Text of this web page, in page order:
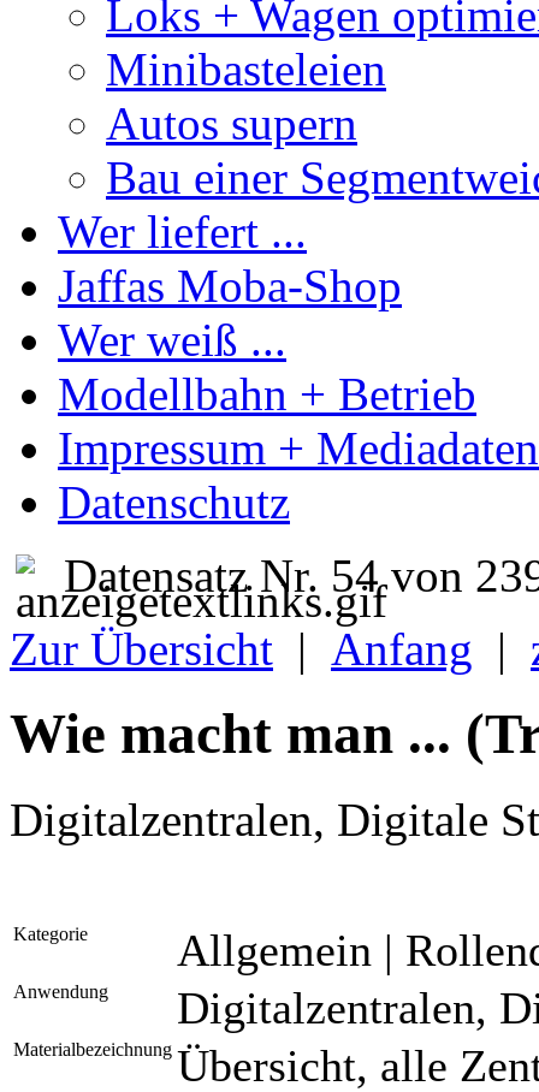
Loks + Wagen
Minibasteleien
Autos supern
Bau einer
Wer liefert ...
Jaffas Moba-Shop
Wer weiß ...
Modellbahn + Betrieb
Impressum + Mediadaten
Datenschutz
Datensatz Nr. 54 von
Zur Übersicht | Anfang |
Wie macht man ...
Digitalzentralen, Digitale
Kategorie Allgemein |
Anwendung Digitalzentralen,
Materialbezeichnung Übersicht, alle